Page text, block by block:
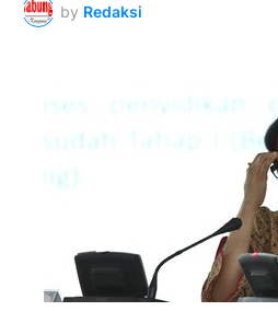
by Redaksi